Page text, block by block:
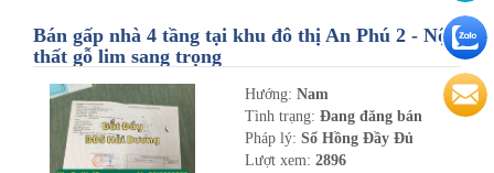
Bán gấp nhà 4 tầng tại khu đô thị An Phú 2 - Nội
thất gỗ lim sang trọng
Hướng: Nam
Tình trạng: Đang đăng bán
Pháp lý: Sổ Hồng Đầy Đủ
Lượt xem: 2896